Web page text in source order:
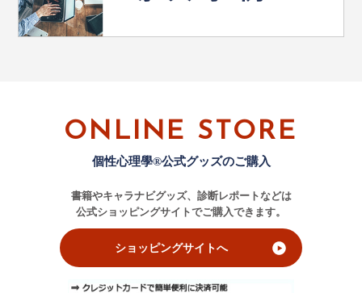
ONLINE STORE
個性心理學®公式グッズのご購入
書籍やキャラナビグッズ、診断レポートなどは
公式ショッピングサイトでご購入できます。
ショッピングサイトへ